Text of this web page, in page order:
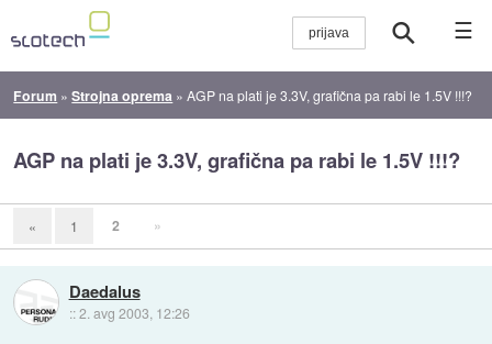
☰
Forum »Strojna oprema »AGP na plati je 3.3V, grafična pa rabi le 1.5V !!!?
AGP na plati je 3.3V, grafična pa rabi le 1.5V !!!?
« 1 2 »
Daedalus
::2. avg 2003, 12:26